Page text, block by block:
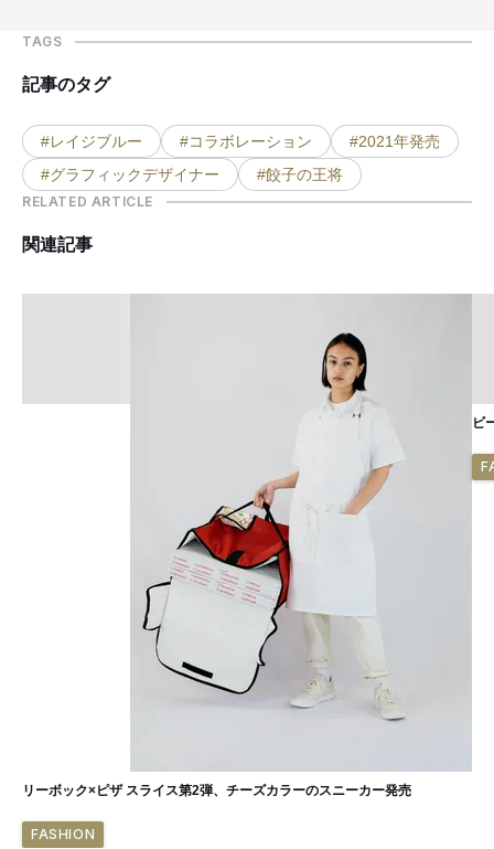
TAGS
記事のタグ
#レイジブルー #コラボレーション
#2021年発売
#グラフィックデザイナー
#餃子の王将
RELATED ARTICLE
関連記事
リーボック×ピザ スライス第2弾、チーズカラーのスニーカー発売
FASHION
ビ